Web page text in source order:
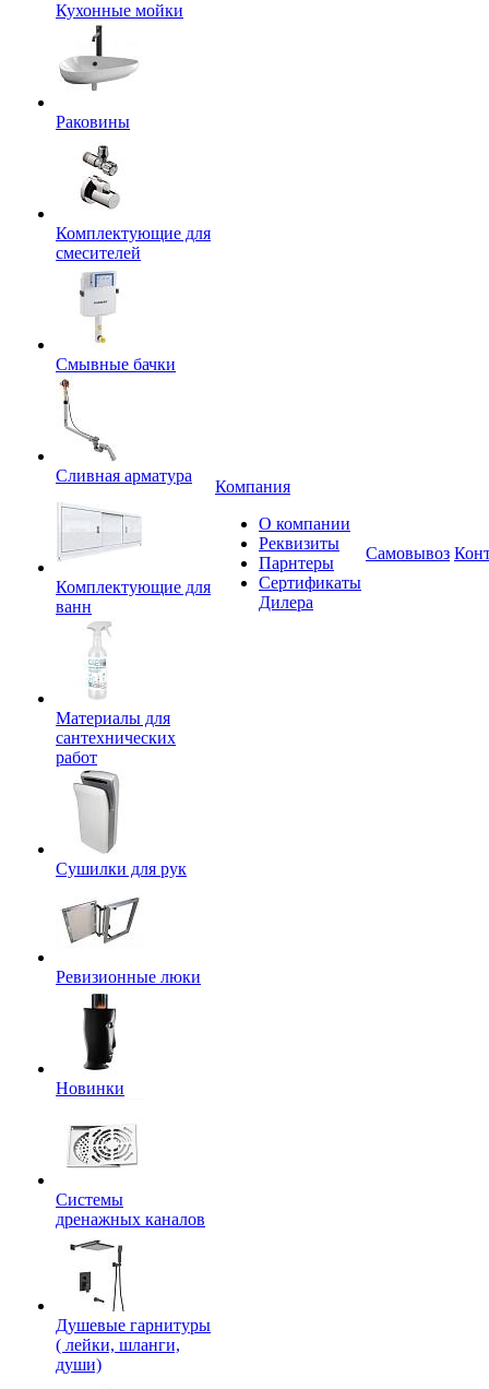
Кухонные мойки
Раковины
Комплектующие для
смесителей
Смывные бачки
Сливная арматура
Комплектующие для
ванн
Материалы для
сантехнических
работ
Сушилки для рук
Ревизионные люки
Новинки
Системы
дренажных каналов
Душевые гарнитуры
( лейки, шланги,
души)
Компания
О компании
Реквизиты
Парнтеры
Сертификаты
Дилера
Самовывоз